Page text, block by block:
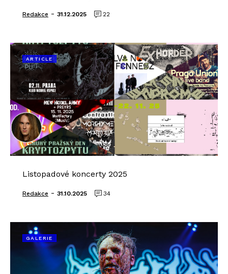
Redakce - 31.12.2025 22
ARTICLE
Listopadové koncerty 2025
Redakce - 31.10.2025 34
GALERIE